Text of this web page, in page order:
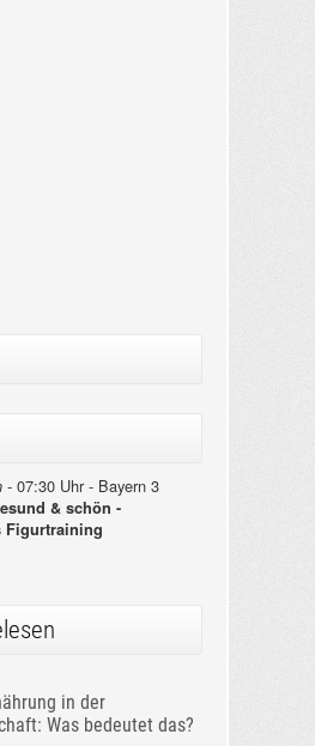
-07:30 Uhr - Bayern 3
& schön -
Figurtraining
in der
Was bedeutet das?